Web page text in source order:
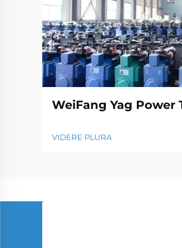
WeiFang Yag Power
VIDERE PLURA